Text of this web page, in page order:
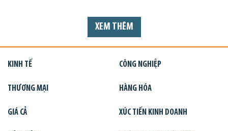
XEM THÊM
KINH TẾ CÔNG NGHIỆP
THƯƠNG MẠI HÀNG HÓA
GIÁ CẢ XÚC TIẾN KINH DOANH